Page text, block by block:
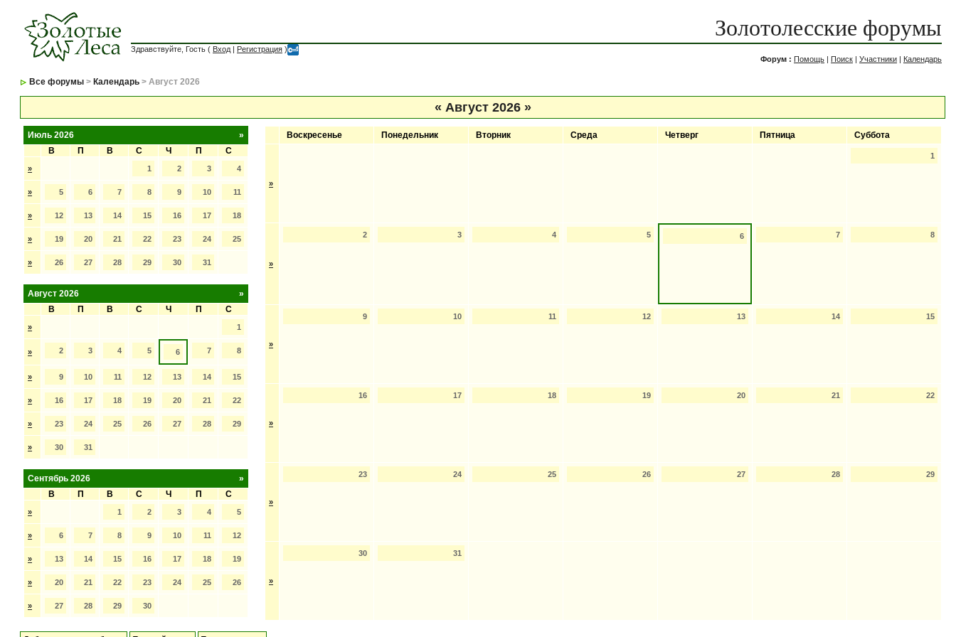
Золотолесские форумы
Здравствуйте, Гость ( Вход | Регистрация )
Форум : Помощь | Поиск | Участники | Календарь
Все форумы > Календарь > Август 2026
« Август 2026 »
»
Июль 2026
В
П В С Ч П С
» 1 2 3 4
» 5 6 7 8 9 10 11
» 12 13 14 15 16 17 18
» 19 20 21 22 23 24 25
» 26 27 28 29 30 31
»
Август 2026
В
П В С Ч П С
» 1
» 2 3 4 5 6 7 8
» 9 10 11 12 13 14 15
» 16 17 18 19 20 21 22
» 23 24 25 26 27 28 29
» 30 31
»
Сентябрь 2026
В
П В С Ч П С
» 1 2 3 4 5
» 6 7 8 9 10 11 12
» 13 14 15 16 17 18 19
» 20 21 22 23 24 25 26
» 27 28 29 30
Воскресенье Понедельник Вторник Среда Четверг Пятница Суббота
»
1
»
2 3 4 5 6 7 8
»
9 10 11 12 13 14 15
»
16 17 18 19 20 21 22
»
23 24 25 26 27 28 29
»
30 31